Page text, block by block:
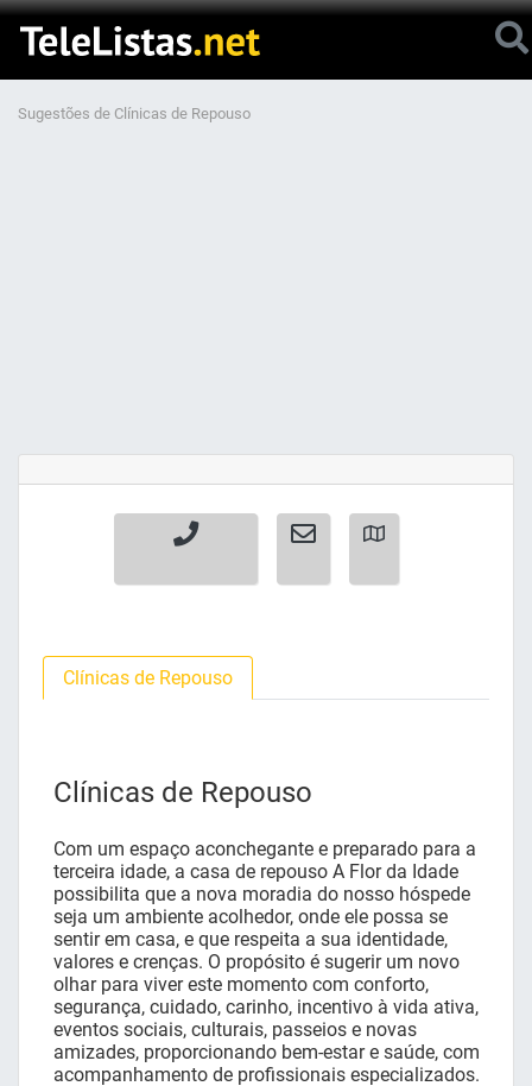
Sugestões de Clínicas de Repouso
Clínicas de Repouso
Clínicas de Repouso
Com um espaço aconchegante e preparado para a
terceira idade, a casa de repouso A Flor da Idade
possibilita que a nova moradia do nosso hóspede
seja um ambiente acolhedor, onde ele possa se
sentir em casa, e que respeita a sua identidade,
valores e crenças. O propósito é sugerir um novo
olhar para viver este momento com conforto,
segurança, cuidado, carinho, incentivo à vida ativa,
eventos sociais, culturais, passeios e novas
amizades, proporcionando bem-estar e saúde, com
acompanhamento de profissionais especializados.